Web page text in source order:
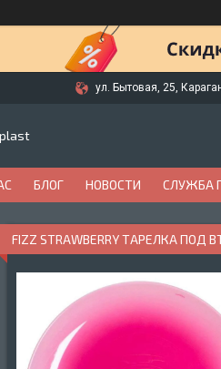
ул. Бытовая, 25,
БЛОГ НОВОСТИ СЛУЖБА
FIZZ STRAWBERRY ТАРЕЛКА ПОД